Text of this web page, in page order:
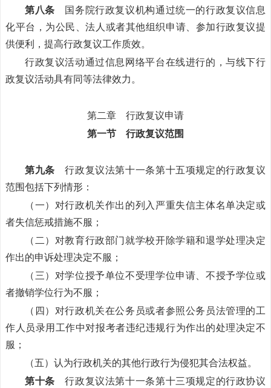
第八条 国务院行政复议机构通过统一的行政复议信息
化平台，为公民、法人或者其他组织申请、参加行政复议提
供便利，提高行政复议工作质效。
行政复议活动通过信息网络平台在线进行的，与线下行
政复议活动具有同等法律效力。
第二章 行政复议申请
第一节 行政复议范围
第九条 行政复议法第十一条第十五项规定的行政复议
范围包括下列情形：
（一）对行政机关作出的列入严重失信主体名单决定或
者失信惩戒措施不服；
（二）对教育行政部门就学校开除学籍和退学处理决定
作出的申诉处理决定不服；
（三）对学位授予单位不受理学位申请、不授予学位或
者撤销学位行为不服；
（四）对行政机关在公务员或者参照公务员法管理的工
作人员录用工作中对报考者违纪违规行为作出的处理决定不
服；
（五）认为行政机关的其他行政行为侵犯其合法权益。
第十条 行政复议法第十一条第十三项规定的行政协议